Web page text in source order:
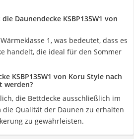
Daunendecke KSBP135W1 von
1, was bedeutet, dass es
handelt, die ideal für den Sommer
KSBP135W1 von Koru Style nach
werden?
die Bettdecke ausschließlich im
die Qualität der Daunen zu erhalten
zu gewährleisten.